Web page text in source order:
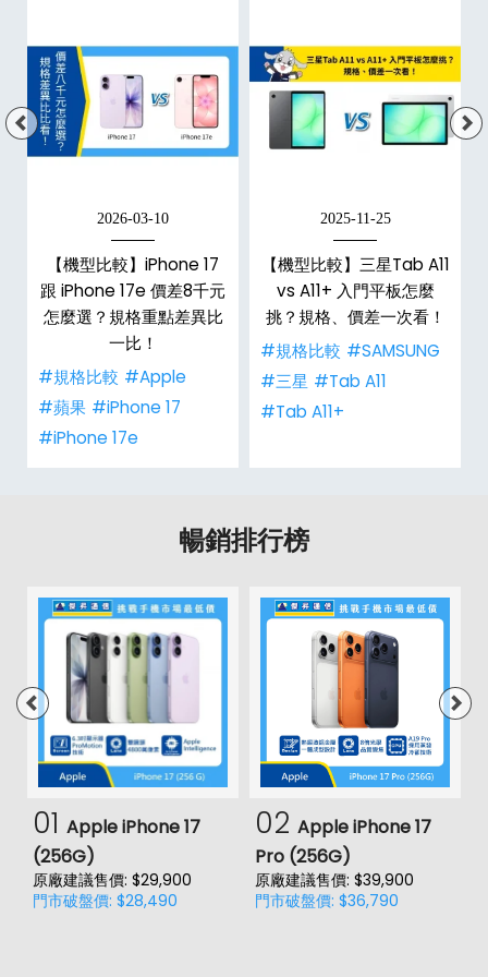
2026-03-10
【機型比較】iPhone 17
跟 iPhone 17e 價差8千元
怎麼選？規格重點差異比
一比！
#規格比較 #Apple
#蘋果 #iPhone 17
#iPhone 17e
2025-11-25
【機型比較】三星Tab A11
vs A11+ 入門平板怎麼
挑？規格、價差一次看！
#規格比較 #SAMSUNG
#三星 #Tab A11
#Tab A11+
暢銷排行榜
01 Apple iPhone 17
(256G)
原廠建議售價: $29,900
門市破盤價: $28,490
02 Apple iPhone 17
Pro (256G)
原廠建議售價: $39,900
門市破盤價: $36,790